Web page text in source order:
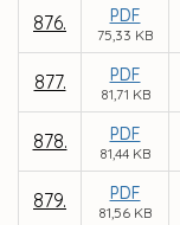
876. PDF
75,33 KB
877. PDF
81,71 KB
878. PDF
81,44 KB
879. PDF
81,56 KB